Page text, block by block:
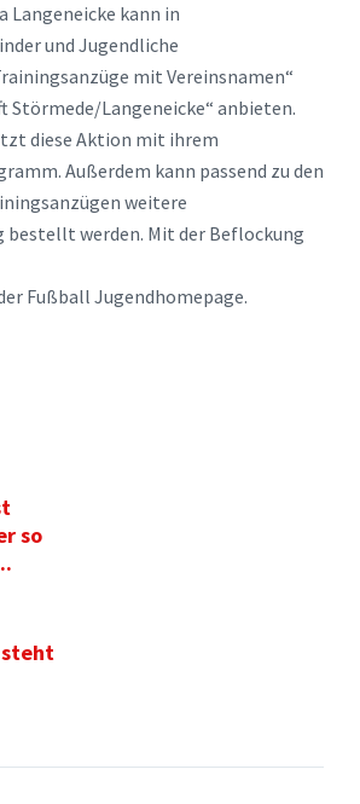
Langeneicke kann in
und Jugendliche
mit Vereinsnamen“
Störmede/Langeneicke“ anbieten.
diese Aktion mit ihrem
Außerdem kann passend zu den
weitere
bestellt werden. Mit der Beflockung
Fußball Jugendhomepage.
so